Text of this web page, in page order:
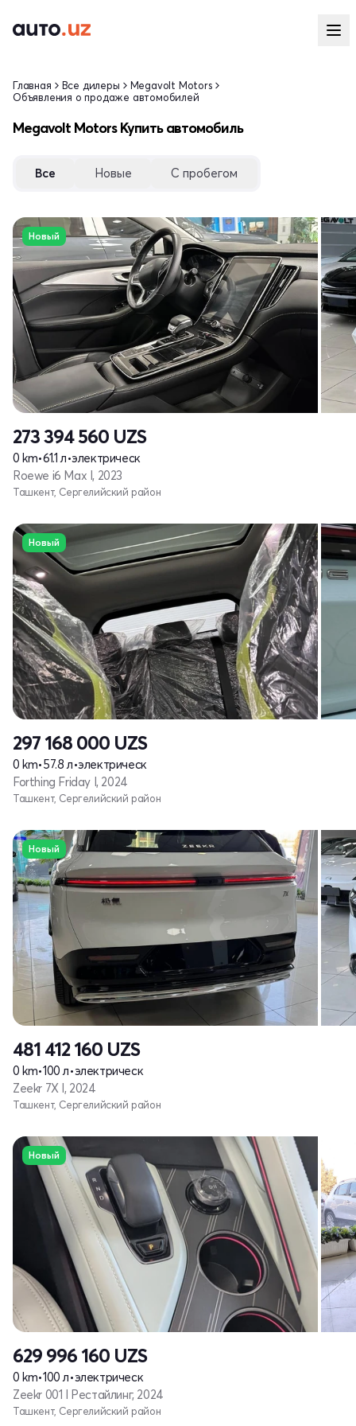
Главная Все дилеры
Megavolt Motors
Объявления о продаже автомобилей
Megavolt Motors Купить автомобиль
Все Новые С пробегом
Новый
273 394 560 UZS
0 km•61.1 л•электрическ
Roewe i6 Max I, 2023
Ташкент, Сергелийский район
Новый
297 168 000 UZS
0 km•57.8 л•электрическ
Forthing Friday I, 2024
Ташкент, Сергелийский район
Новый
481 412 160 UZS
0 km•100 л•электрическ
Zeekr 7X I, 2024
Ташкент, Сергелийский район
Новый
629 996 160 UZS
0 km•100 л•электрическ
Zeekr 001 I Рестайлинг, 2024
Ташкент, Сергелийский район